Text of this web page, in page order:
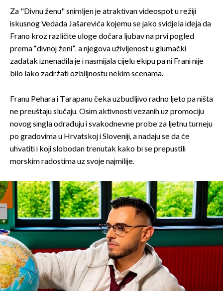
Za "Divnu ženu" snimljen je atraktivan videospot u režiji
iskusnog Vedada Jašarevića kojemu se jako svidjela ideja da
Frano kroz različite uloge dočara ljubav na prvi pogled
prema “divnoj ženi”, a njegova uživljenost u glumački
zadatak iznenadila je i nasmijala cijelu ekipu pa ni Frani nije
bilo lako zadržati ozbiljnostu nekim scenama.
Franu Pehara i Tarapanu čeka uzbudljivo radno ljeto pa ništa
ne preuštaju slučaju. Osim aktivnosti vezanih uz promociju
novog singla odrađuju i svakodnevne probe za ljetnu turneju
po gradovima u Hrvatskoj i Sloveniji, a nadaju se da će
uhvatiti i koji slobodan trenutak kako bi se prepustili
morskim radostima uz svoje najmilije.